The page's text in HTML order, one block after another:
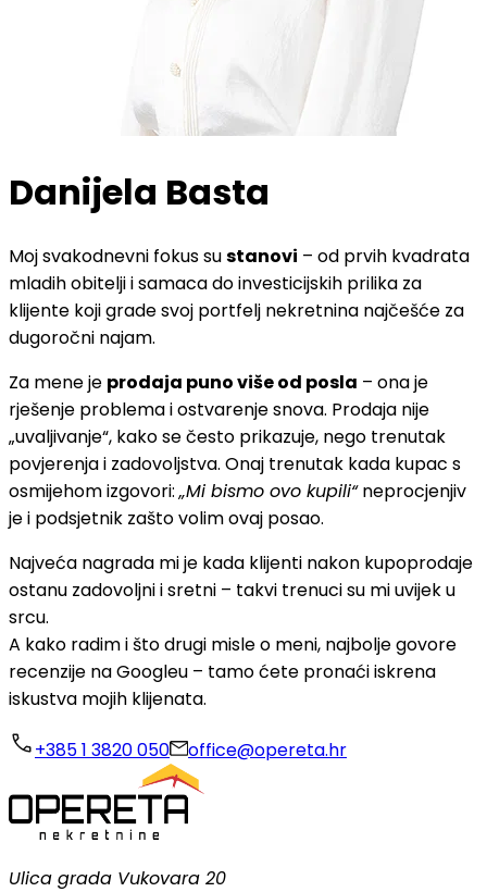
Danijela Basta
Moj svakodnevni fokus sustanovi – od prvih kvadrata
mladih obitelji i samaca do investicijskih prilika za
klijente koji grade svoj portfelj nekretnina najčešće za
dugoročni najam.
Za mene je prodaja puno više od posla – ona je
rješenje problema i ostvarenje snova. Prodaja nije
„uvaljivanje“, kako se često prikazuje, nego trenutak
povjerenja i zadovoljstva. Onaj trenutak kada kupac s
osmijehom izgovori:„Mi bismo ovo kupili“neprocjenjiv
je i podsjetnik zašto volim ovaj posao.
Najveća nagrada mi je kada klijenti nakon kupoprodaje
ostanu zadovoljni i sretni – takvi trenuci su mi uvijek u
srcu.
A kako radim i što drugi misle o meni, najbolje govore
recenzije na Googleu – tamo ćete pronaći iskrena
iskustva mojih klijenata.
+385 1 3820 050 office@opereta.hr
Ulica grada Vukovara 20